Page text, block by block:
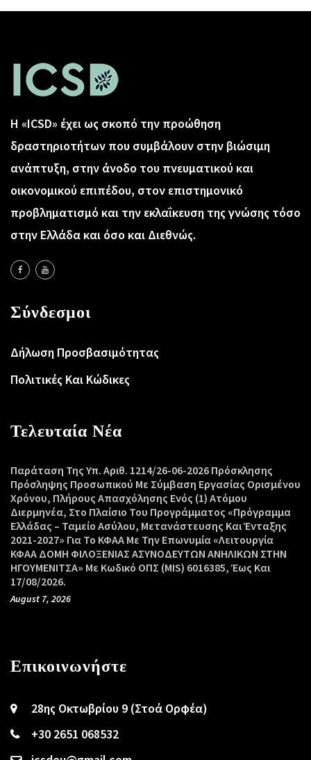
Η «ICSD» έχει ως σκοπό την προώθηση
δραστηριοτήτων που συμβάλουν στην βιώσιμη
ανάπτυξη, στην άνοδο του πνευματικού και
οικονομικού επιπέδου, στον επιστημονικό
προβληματισμό και την εκλαΐκευση της γνώσης τόσο
στην Ελλάδα και όσο και Διεθνώς.
Σύνδεσμοι
Δήλωση Προσβασιμότητας
Πολιτικές Και Κώδικες
Τελευταία Νέα
Παράταση Της Υπ. Αριθ. 1214/26-06-2026 Πρόσκλησης
Πρόσληψης Προσωπικού Με Σύμβαση Εργασίας Ορισμένου
Χρόνου, Πλήρους Απασχόλησης Ενός (1) Ατόμου
Διερμηνέα, Στο Πλαίσιο Του Προγράμματος «Πρόγραμμα
Ελλάδας – Ταμείο Ασύλου, Μετανάστευσης Και Ένταξης
2021-2027» Για Το ΚΦΑΑ Με Την Επωνυμία «Λειτουργία
ΚΦΑΑ ΔΟΜΗ ΦΙΛΟΞΕΝΙΑΣ ΑΣΥΝΟΔΕΥΤΩΝ ΑΝΗΛΙΚΩΝ ΣΤΗΝ
ΗΓΟΥΜΕΝΙΤΣΑ» Με Κωδικό ΟΠΣ (MIS) 6016385, Έως Και
17/08/2026.
August 7, 2026
Επικοινωνήστε
28ης Οκτωβρίου 9 (Στοά Ορφέα)
+30 2651 068532